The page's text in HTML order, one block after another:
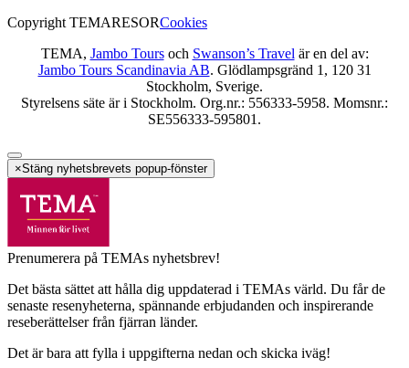
Copyright TEMARESORCookies
TEMA, Jambo Toursoch Swanson’s Travel är en del av:
Jambo Tours Scandinavia AB. Glödlampsgränd 1, 120 31
Stockholm, Sverige.
Styrelsens säte är i Stockholm. Org.nr.: 556333-5958. Momsnr.:
SE556333-595801.
×Stäng nyhetsbrevets popup-fönster
Prenumerera på TEMAs nyhetsbrev!
Det bästa sättet att hålla dig uppdaterad i TEMAs värld. Du får de
senaste resenyheterna, spännande erbjudanden och inspirerande
reseberättelser från fjärran länder.
Det är bara att fylla i uppgifterna nedan och skicka iväg!